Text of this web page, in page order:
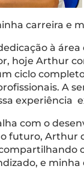
carreira e
à
hoje Arthur
ciclo
A
experiência
com o
o futuro,
e